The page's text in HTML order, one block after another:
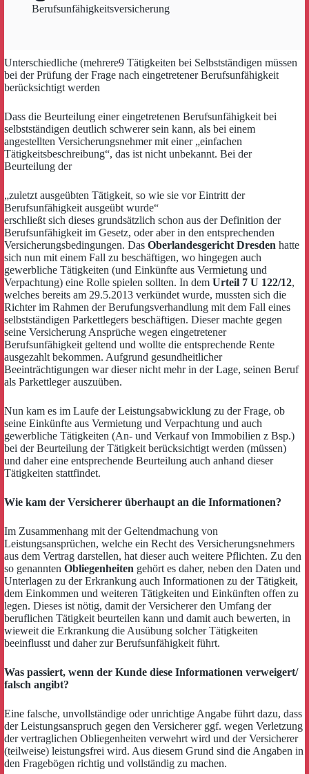
Berufsunfähigkeitsversicherung
Unterschiedliche (mehrere9 Tätigkeiten bei Selbstständigen müssen
bei der Prüfung der Frage nach eingetretener Berufsunfähigkeit
berücksichtigt werden
Dass die Beurteilung einer eingetretenen Berufsunfähigkeit bei
selbstständigen deutlich schwerer sein kann, als bei einem
angestellten Versicherungsnehmer mit einer „einfachen
Tätigkeitsbeschreibung“, das ist nicht unbekannt. Bei der
Beurteilung der
„zuletzt ausgeübten Tätigkeit, so wie sie vor Eintritt der
Berufsunfähigkeit ausgeübt wurde“
erschließt sich dieses grundsätzlich schon aus der Definition der
Berufsunfähigkeit im Gesetz, oder aber in den entsprechenden
Versicherungsbedingungen. Das Oberlandesgericht Dresden hatte
sich nun mit einem Fall zu beschäftigen, wo hingegen auch
gewerbliche Tätigkeiten (und Einkünfte aus Vermietung und
Verpachtung) eine Rolle spielen sollten. In dem Urteil 7 U 122/12,
welches bereits am 29.5.2013 verkündet wurde, mussten sich die
Richter im Rahmen der Berufungsverhandlung mit dem Fall eines
selbstständigen Parkettlegers beschäftigen. Dieser machte gegen
seine Versicherung Ansprüche wegen eingetretener
Berufsunfähigkeit geltend und wollte die entsprechende Rente
ausgezahlt bekommen. Aufgrund gesundheitlicher
Beeinträchtigungen war dieser nicht mehr in der Lage, seinen Beruf
als Parkettleger auszuüben.
Nun kam es im Laufe der Leistungsabwicklung zu der Frage, ob
seine Einkünfte aus Vermietung und Verpachtung und auch
gewerbliche Tätigkeiten (An- und Verkauf von Immobilien z Bsp.)
bei der Beurteilung der Tätigkeit berücksichtigt werden (müssen)
und daher eine entsprechende Beurteilung auch anhand dieser
Tätigkeiten stattfindet.
Wie kam der Versicherer überhaupt an die Informationen?
Im Zusammenhang mit der Geltendmachung von
Leistungsansprüchen, welche ein Recht des Versicherungsnehmers
aus dem Vertrag darstellen, hat dieser auch weitere Pflichten. Zu den
so genannten Obliegenheiten gehört es daher, neben den Daten und
Unterlagen zu der Erkrankung auch Informationen zu der Tätigkeit,
dem Einkommen und weiteren Tätigkeiten und Einkünften offen zu
legen. Dieses ist nötig, damit der Versicherer den Umfang der
beruflichen Tätigkeit beurteilen kann und damit auch bewerten, in
wieweit die Erkrankung die Ausübung solcher Tätigkeiten
beeinflusst und daher zur Berufsunfähigkeit führt.
Was passiert, wenn der Kunde diese Informationen verweigert/
falsch angibt?
Eine falsche, unvollständige oder unrichtige Angabe führt dazu, dass
der Leistungsanspruch gegen den Versicherer ggf. wegen Verletzung
der vertraglichen Obliegenheiten verwehrt wird und der Versicherer
(teilweise) leistungsfrei wird. Aus diesem Grund sind die Angaben in
den Fragebögen richtig und vollständig zu machen.